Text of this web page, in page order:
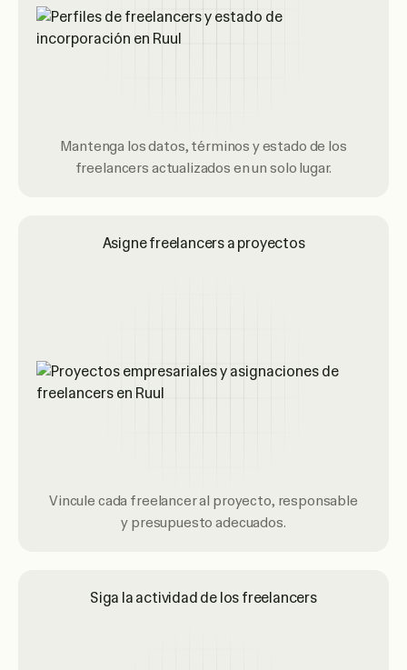
Mantenga los datos, términos y estado de los
freelancers actualizados en un solo lugar.
Asigne freelancers a proyectos
Vincule cada freelancer al proyecto, responsable
y presupuesto adecuados.
Siga la actividad de los freelancers